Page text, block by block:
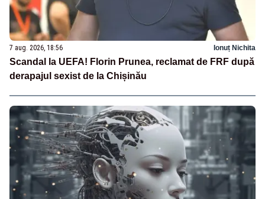
7 aug. 2026, 18:56 Ionuț Nichita
Scandal la UEFA! Florin Prunea, reclamat de FRF după
derapajul sexist de la Chișinău